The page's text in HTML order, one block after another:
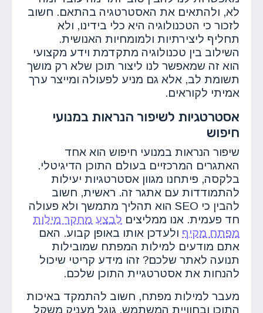
לא, ולהתאים את האסטרטגיה בהתאם. חשוב
לזכור כי הטכנולוגיה היא כלי בידינו, ולא
תחליף ליצירתיות ולמומחיות האנושית.
השילוב בין טכנולוגיה מתקדמת וידע מקצועי
הוא זה שמאפשר לנו ליצור תוכן שלא רק מושך
תשומת לב, אלא גם מניע לפעולה ומייצר ערך
אמיתי לקוראים.
אסטרטגיות לשיפור הנראות במנועי
חיפוש
שיפור הנראות במנועי חיפוש הוא אחד
האתגרים המרכזיים בעולם התוכן הדיגיטלי.
בלקסה, פיתחנו מגוון אסטרטגיות יעילות
להתמודדות עם אתגר זה. ראשית, חשוב
להבין כי SEO הוא תהליך מתמשך ולא פעולה
חד פעמית. אנו ממליצים לבצע מחקר מילות
מפתח מקיף ולעדכן אותו באופן קבוע. האם
אתם מודעים למילות המפתח שמובילות
תנועה לאתר שלכם? זהו מידע קריטי שיכול
להנחות את אסטרטגיית התוכן שלכם.
מעבר למילות מפתח, חשוב להתמקד באיכות
התוכן ובחוויית המשתמש. גוגל מעניק משקל